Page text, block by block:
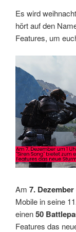
Es wird
hört auf den
Features, um
Am 7.
Mobile in seine
einen50
Features das